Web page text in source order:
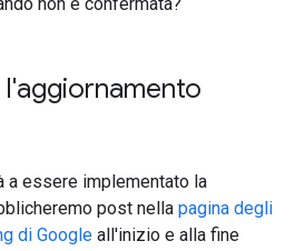
a essere implementato la
post nella pagina degli
di Google all'inizio e alla fine